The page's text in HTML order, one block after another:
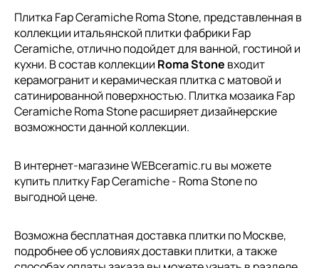
Плитка Fap Ceramiche Roma Stone, представленная в
коллекции итальянской плиткифабрики Fap
Ceramiche, отлично подойдет для ванной, гостиной и
кухни. В состав коллекции Roma Stone входит
керамогранит и керамическая плитка с матовой и
сатинированной поверхностью. Плитка мозаика Fap
Ceramiche Roma Stone расширяет дизайнерские
возможности данной коллекции.
В интернет-магазине WEBceramic.ru вы можете
купить плитку Fap Ceramiche - Roma Stone по
выгодной цене.
Возможна бесплатная доставка плитки по Москве,
подробнее об условиях доставки плитки, а также